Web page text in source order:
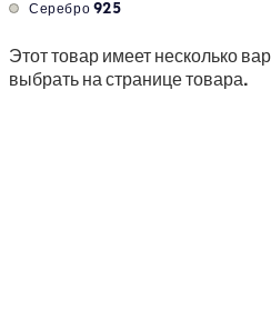
Серебро 925
Этот товар имеет несколько
выбрать на странице товара.